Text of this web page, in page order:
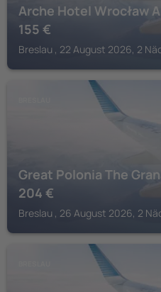
Arche Hotel Wrocław
155 €
Breslau , 22 August 2026, 2
Great Polonia The
204 €
Breslau , 26 August 2026, 2